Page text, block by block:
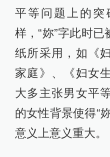
平等问题上的突
样，“妳”字此时
纸所采用，如《
家庭》、《妇女
大多主张男女平
的女性背景使得“
意义上意义重大。